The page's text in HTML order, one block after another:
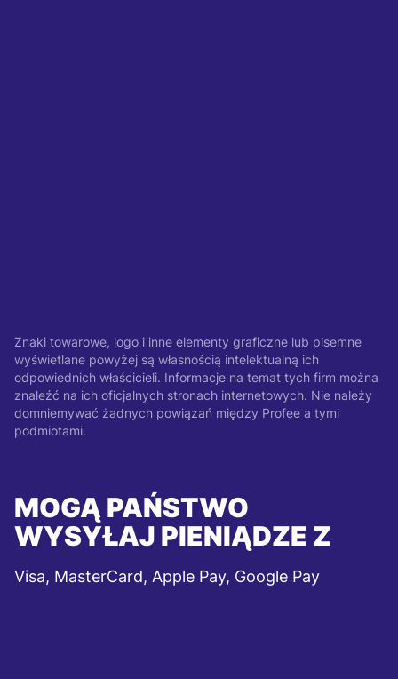
Znaki towarowe, logo i inne elementy graficzne lub pisemne
wyświetlane powyżej są własnością intelektualną ich
odpowiednich właścicieli. Informacje na temat tych firm można
znaleźć na ich oficjalnych stronach internetowych. Nie należy
domniemywać żadnych powiązań między Profee a tymi
podmiotami.
MOGĄ PAŃSTWO
WYSYŁAJ PIENIĄDZE Z
Visa, MasterCard, Apple Pay, Google Pay